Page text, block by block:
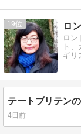
19 ロ
ロン
ト
ギリ
テートブリテン
4日前